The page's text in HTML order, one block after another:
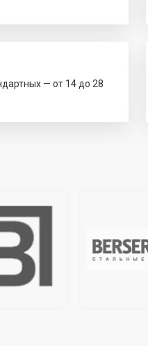
— от 14 до 28